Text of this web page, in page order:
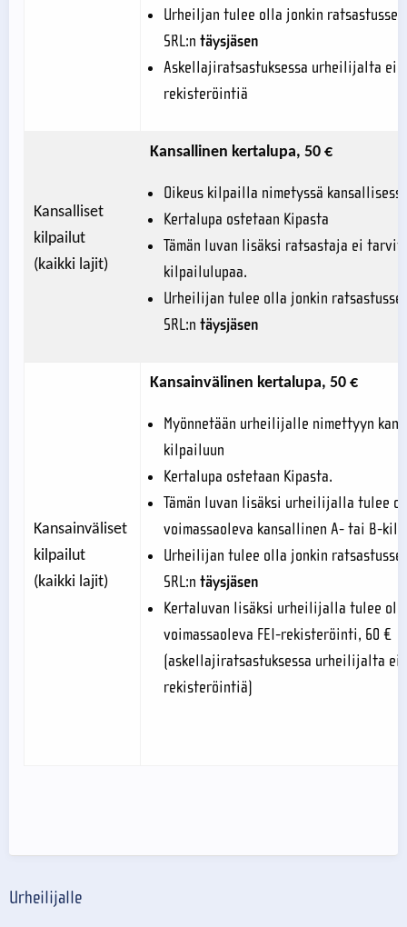
Urheiljan tulee olla jonkin
SRL:n täysjäsen
Askellajiratsastuksessa urheilijalta ei
rekisteröintiä
Kansalliset
kilpailut
(kaikki lajit)
Kansallinen kertalupa, 50 €
Oikeus kilpailla nimetyssä
Kertalupa ostetaan Kipasta
Tämän luvan lisäksi ratsastaja ei
kilpailulupaa.
Urheilijan tulee olla jonkin
SRL:n täysjäsen
Kansainväliset
kilpailut
(kaikki lajit)
Kansainvälinen kertalupa, 50 €
Myönnetään urheilijalle nimettyyn
kilpailuun
Kertalupa ostetaan Kipasta.
Tämän luvan lisäksi urheilijalla tulee
voimassaoleva kansallinen A- tai B-
Urheilijan tulee olla jonkin
SRL:n täysjäsen
Kertaluvan lisäksi urheilijalla tulee
voimassaoleva FEI-rekisteröinti, 60 €
(askellajiratsastuksessa urheilijalta ei
rekisteröintiä)
Urheilijalle